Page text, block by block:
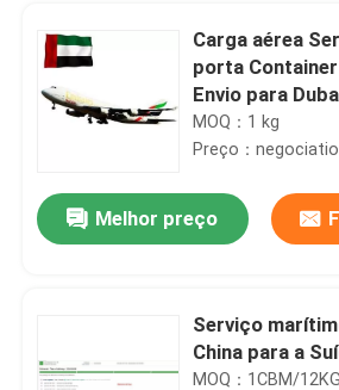
Carga aérea
porta
Envio para
MOQ：1 kg
Preço：
Melhor preço
Serviço
China para a
MOQ：1CBM/12KG